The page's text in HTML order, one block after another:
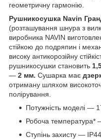
геометричну гармонію.
Рушникосушка Navin
(розташування шнура з
виробника NAVIN
стійкою до подряпин і
високу антикорозійну
рушникосушки становить
— 2 мм. Сушарка має
отриману шляхом
полірування.
Потужність моделі —
Робоча температура*
Ступінь захисту — IP44